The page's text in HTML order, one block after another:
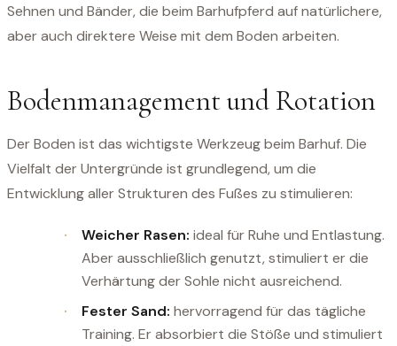
Sehnen und Bänder, die beim Barhufpferd auf natürlichere,
aber auch direktere Weise mit dem Boden arbeiten.
Bodenmanagement und Rotation
Der Boden ist das wichtigste Werkzeug beim Barhuf. Die
Vielfalt der Untergründe ist grundlegend, um die
Entwicklung aller Strukturen des Fußes zu stimulieren:
Weicher Rasen: ideal für Ruhe und Entlastung.
Aber ausschließlich genutzt, stimuliert er die
Verhärtung der Sohle nicht ausreichend.
Fester Sand: hervorragend für das tägliche
Training. Er absorbiert die Stöße und stimuliert